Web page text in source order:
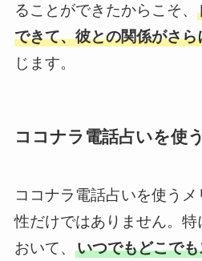
ることができたからこそ、
できて、彼との関係がさら
じます。
ココナラ電話占いを使
ココナラ電話占いを使う
性だけではありません。
おいて、 いつでもどこで